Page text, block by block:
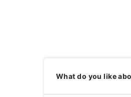
What do you like